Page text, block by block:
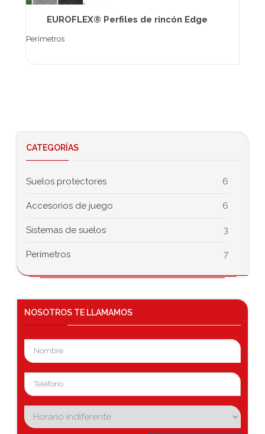
EUROFLEX® Perfiles de rincón Edge
Perímetros
CATEGORÍAS
Suelos protectores 6
Accesorios de juego 6
Sistemas de suelos 3
Perímetros 7
NOSOTROS TE LLAMAMOS